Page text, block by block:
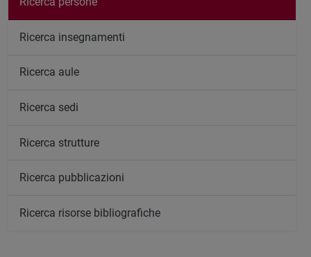
Ricerca insegnamenti
Ricerca aule
Ricerca sedi
Ricerca strutture
Ricerca pubblicazioni
Ricerca risorse bibliografiche